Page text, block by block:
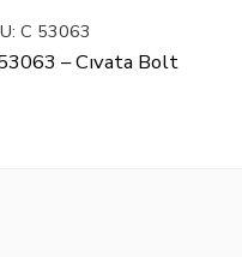
C 53063
– Cıvata Bolt